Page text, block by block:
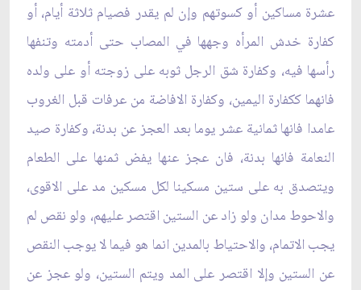
عشرة مساكين أو كسوتهم وإن لم يقدر فصيام ثلاثة أيام، أو
كفارة خدش المرأه وجهها في المصاب حتى أدمته وتنفها
رأسها فيه، وكفارة شق الرجل ثوبه على زوجته أو على ولده
فانهما ككفارة اليمين، وكفارة الافاضة من عرفات قبل الغروب
عامدا فانها ثمانية عشر يوما بعد العجز عن بدنة، وكفارة صيد
النعامة فانها بدنة، فان عجز عنها يفض ثمنها على الطعام
ويتصدق به على ستين مسكينا لكل مسكين مد على الاقوى،
والاحوط مدان ولو زاد عن الستين اقتصر عليهم، ولو نقص لم
يجب الاتمام، والاحتياط بالمدين انما هو فيما لا يوجب النقص
عن الستين وإلا اقتصر على المد ويتم الستين، ولو عجز عن